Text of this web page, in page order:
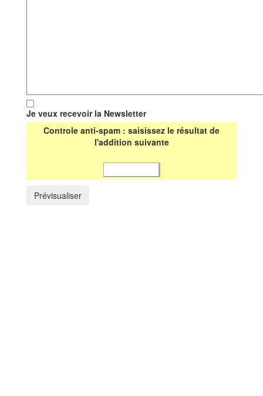
Je veux recevoir la Newsletter
Controle anti-spam : saisissez le résultat de
l'addition suivante